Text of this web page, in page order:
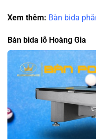
Xem thêm: Bàn bida
Bàn bida lỗ Hoàng Gia